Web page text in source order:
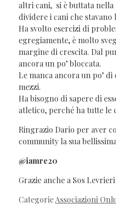
altri cani, si è buttata nella
dividere i cani che stavano
Ha svolto esercizi di
egregiamente, è molto
margine di crescita. Dal
ancora un po’ bloccata.
Le manca ancora un po’
mezzi.
Ha bisogno di sapere di
atletico, perché ha tutte le
Ringrazio Dario per aver
community la sua
@iamre20
Grazie anche a Sos Levrieri
CategorieAssociazioni